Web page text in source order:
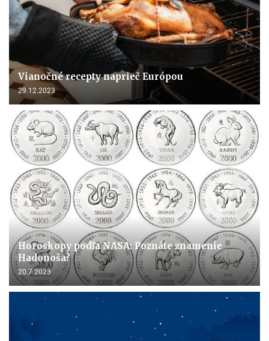
Vianočné recepty naprieč Európou
29.12.2023
Horoskopy podľa NASA: Poznáte znamenie
Hadonoša?
20.7.2023